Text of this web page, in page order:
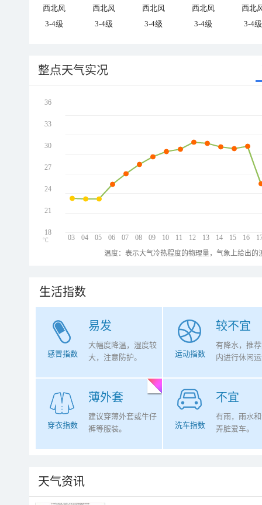
西北风 西北风 西北风 西北风
西北
3-4级
3-4级 3-4级 3-4级 3-4级
整点天气实况
03 04 05 06 07 08 09 10 11 12 13 14 15 16
36
33
30
27
24
21
18
℃
温度：表示大气冷热程度的物理量，气象上给出
生活指数
易发
感冒指数
大幅度降温，湿度较
大，注意防护。
较不宜
运动指数
有降水，推
内进行休闲
薄外套
穿衣指数
建议穿薄外套或牛仔
裤等服装。
不宜
洗车指数
有雨，雨水
弄脏爱车。
天气资讯